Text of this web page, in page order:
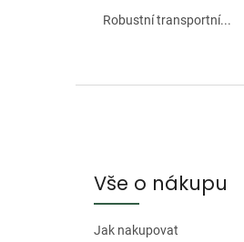
Robustní transportní...
Vše o nákupu
Jak nakupovat